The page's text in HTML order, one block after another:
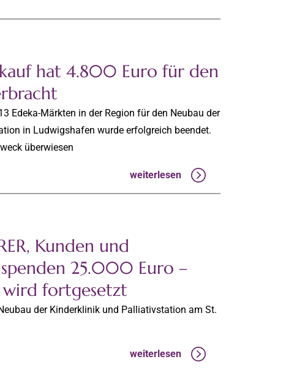
hat 4.800 Euro für den
Edeka-Märkten in der Region für den Neubau der
in Ludwigshafen wurde erfolgreich beendet.
überwiesen
weiterlesen
Kunden und
25.000 Euro –
wird fortgesetzt
der Kinderklinik und Palliativstation am St.
weiterlesen